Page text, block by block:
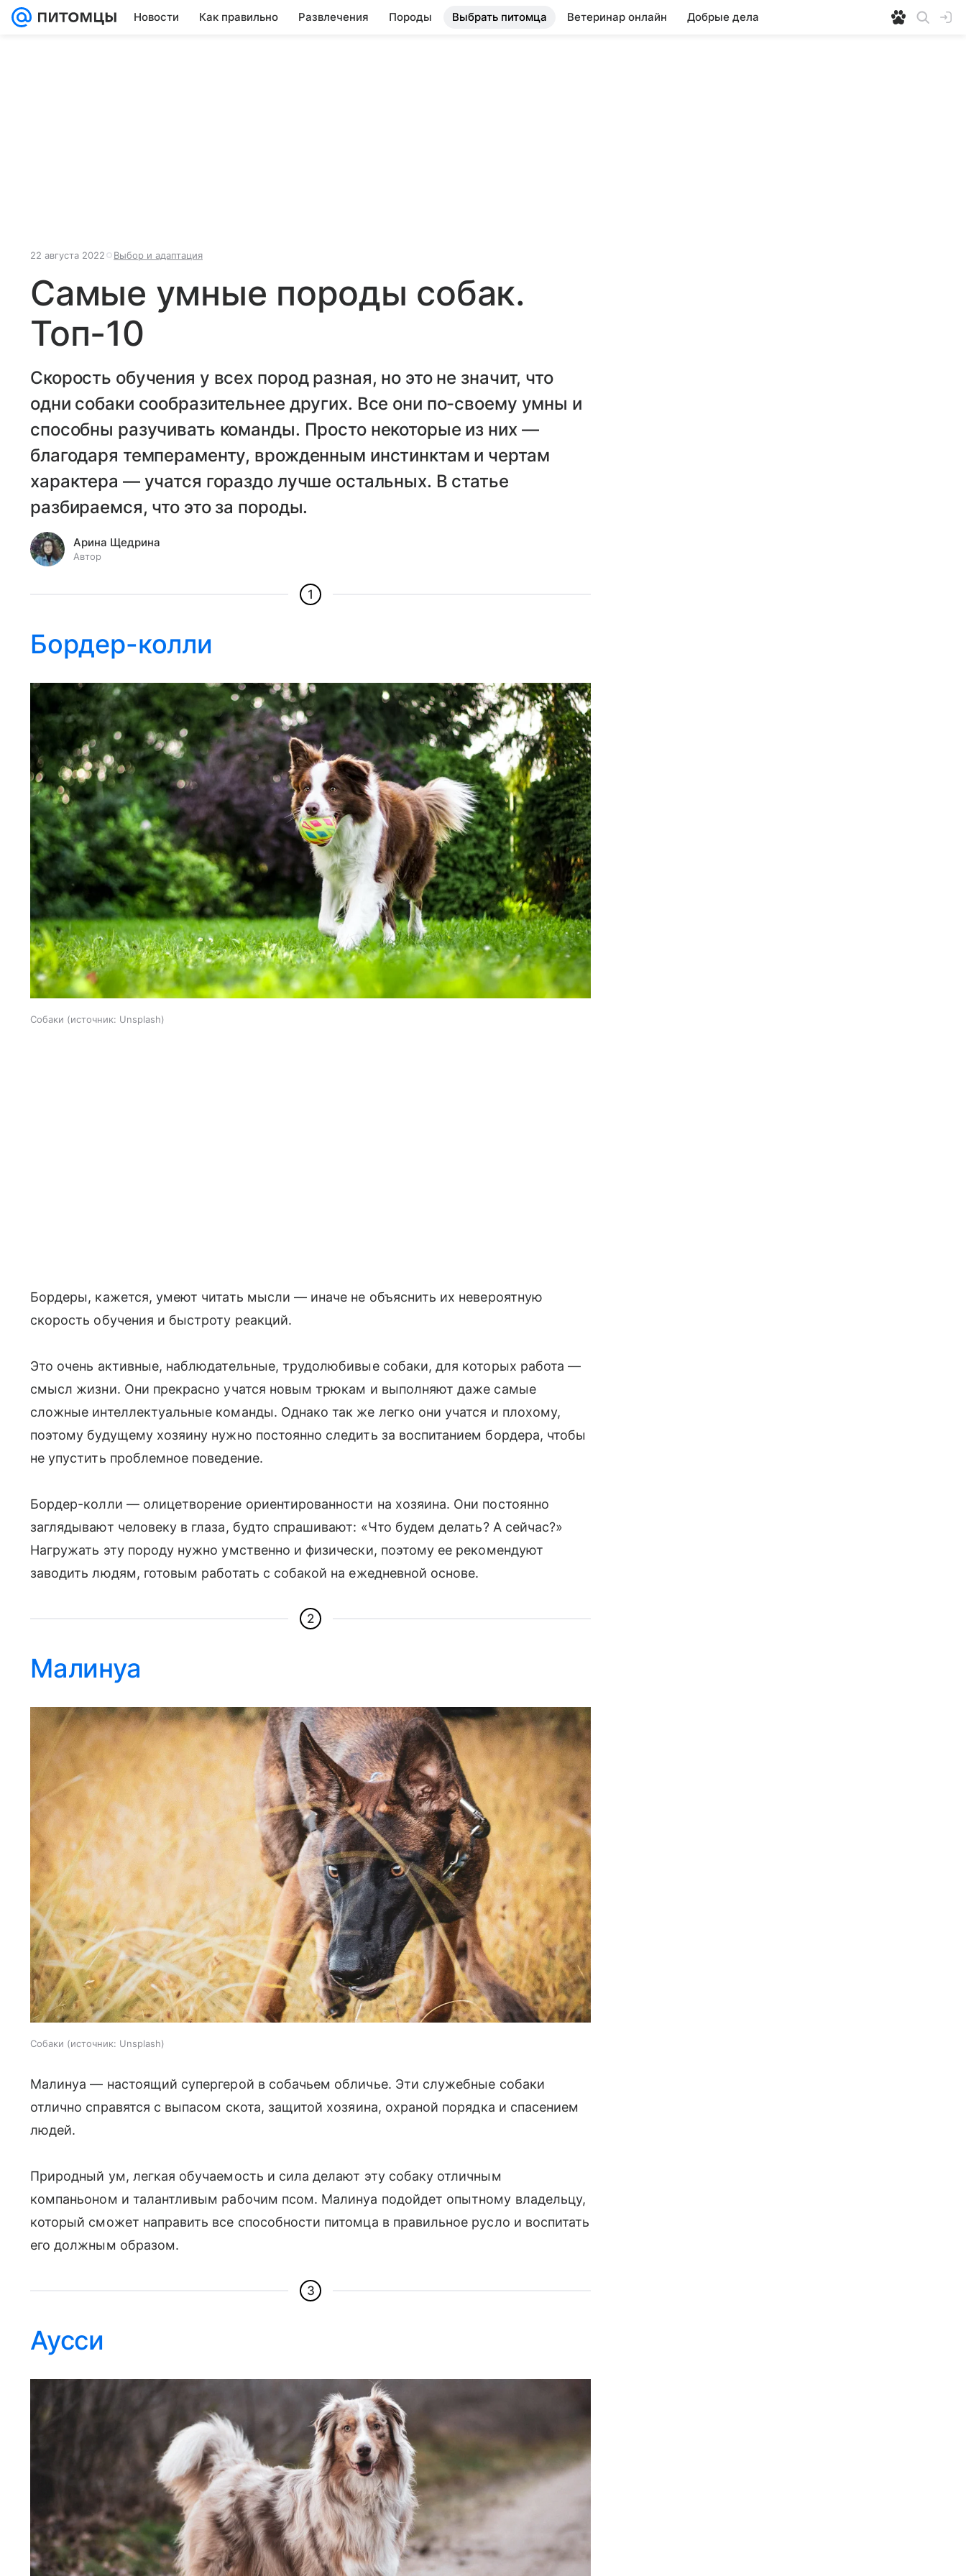
Новости Как правильно Развлечения Породы Выбрать питомца Ветеринар онлайн Добрые дела
22 августа 2022 Выбор и адаптация
Самые умные породы собак.
Топ-10
Скорость обучения у всех пород разная, но это не значит, что
одни собаки сообразительнее других. Все они по-своему умны и
способны разучивать команды. Просто некоторые из них —
благодаря темпераменту, врожденным инстинктам и чертам
характера — учатся гораздо лучше остальных. В статье
разбираемся, что это за породы.
Арина Щедрина
Автор
1
Бордер-колли
Собаки источник: Unsplash
Бордеры, кажется, умеют читать мысли — иначе не объяснить их невероятную
скорость обучения и быстроту реакций.
Это очень активные, наблюдательные, трудолюбивые собаки, для которых работа —
смысл жизни. Они прекрасно учатся новым трюкам и выполняют даже самые
сложные интеллектуальные команды. Однако так же легко они учатся и плохому,
поэтому будущему хозяину нужно постоянно следить за воспитанием бордера, чтобы
не упустить проблемное поведение.
Бордер-колли — олицетворение ориентированности на хозяина. Они постоянно
заглядывают человеку в глаза, будто спрашивают: «Что будем делать? А сейчас?»
Нагружать эту породу нужно умственно и физически, поэтому ее рекомендуют
заводить людям, готовым работать с собакой на ежедневной основе.
2
Малинуа
Собаки источник: Unsplash
Малинуа — настоящий супергерой в собачьем обличье. Эти служебные собаки
отлично справятся с выпасом скота, защитой хозяина, охраной порядка и спасением
людей.
Природный ум, легкая обучаемость и сила делают эту собаку отличным
компаньоном и талантливым рабочим псом. Малинуа подойдет опытному владельцу,
который сможет направить все способности питомца в правильное русло и воспитать
его должным образом.
3
Аусси